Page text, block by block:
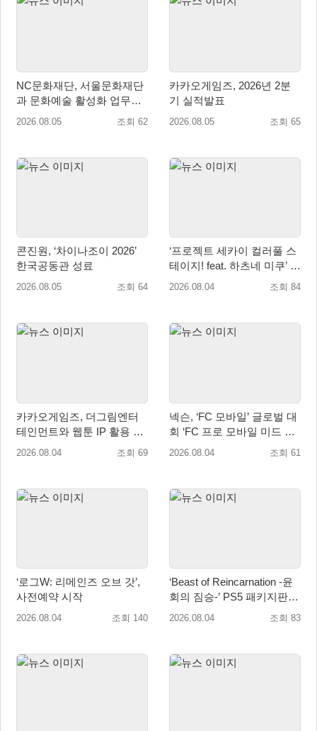
NC문화재단, 서울문화재단
과 문화예술 활성화 업무협
약
2026.08.05 조회 62
카카오게임즈, 2026년 2분
기 실적발표
2026.08.05 조회 65
콘진원, ‘차이나조이 2026’
한국공동관 성료
2026.08.05 조회 64
‘프로젝트 세카이 컬러풀 스
테이지! feat. 하츠네 미쿠’ 온
리 샵·페어·그라떼 개최
2026.08.04 조회 84
카카오게임즈, 더그림엔터
테인먼트와 웹툰 IP 활용 게
임 개발 및 서비스 업무협약
2026.08.04 조회 69
넥슨, ‘FC 모바일’ 글로벌 대
회 ‘FC 프로 모바일 미드 시
즌 플레이오프’ 한국 대표 출
2026.08.04 조회 61
‘로그W: 리메인즈 오브 갓’,
사전예약 시작
2026.08.04 조회 140
‘Beast of Reincarnation -윤
회의 짐승-’ PS5 패키지판 8
월 4일 금일 발매
2026.08.04 조회 83